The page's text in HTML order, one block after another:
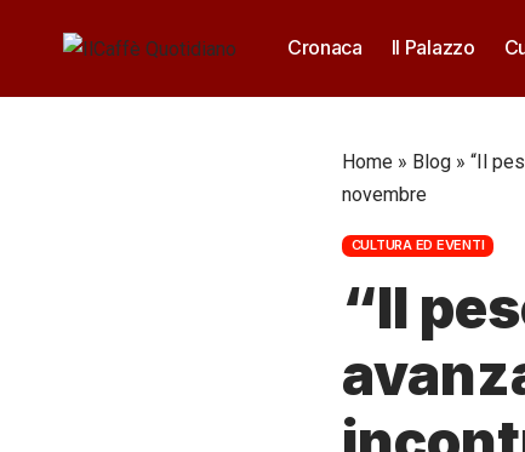
Cronaca Il Palazzo
Home » Blog » “Il
novembre
CULTURA ED EVENTI
“Il